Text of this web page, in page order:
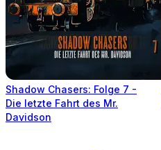
Shadow Chasers: Folge 7 -
Die letzte Fahrt des Mr.
Davidson